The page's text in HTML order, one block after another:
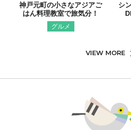
神戸元町の小さなアジアご
はん料理教室で旅気分！
グルメ
シ
VIEW MORE